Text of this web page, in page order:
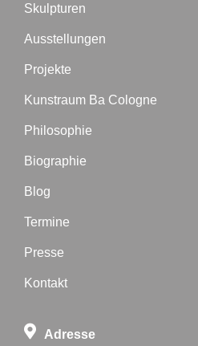
Skulpturen
Ausstellungen
Projekte
Kunstraum Ba Cologne
Philosophie
Biographie
Blog
Termine
Presse
Kontakt
Adresse